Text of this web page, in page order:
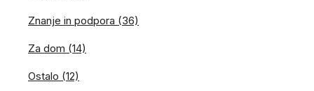
Znanje in podpora (36)
Za dom (14)
Ostalo (12)